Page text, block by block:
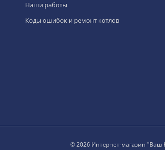
Наши работы
Коды ошибок и ремонт котлов
© 2026 Интернет-магазин